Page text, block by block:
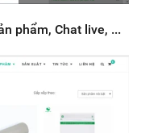
phẩm, Chat live, ...